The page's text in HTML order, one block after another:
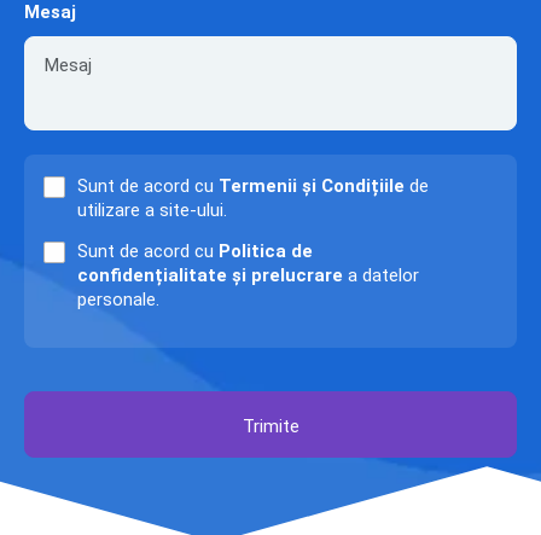
Mesaj
Sunt de acord cu Termenii și Condițiile de
utilizare a site-ului.
Sunt de acord cu Politica de
confidențialitate și prelucrare a datelor
personale.
Trimite